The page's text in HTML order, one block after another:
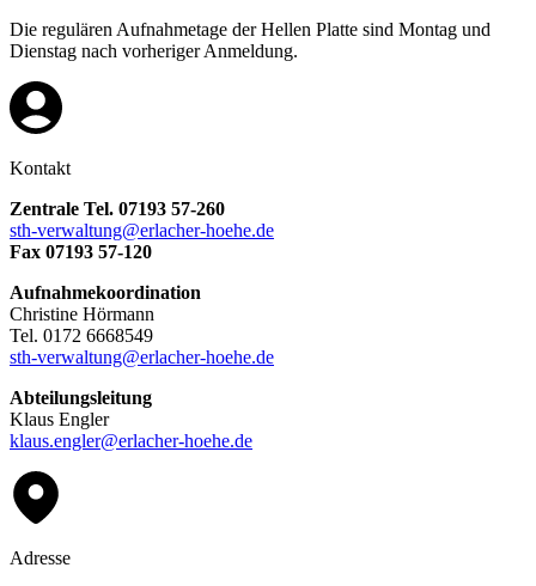
Die regulären Aufnahmetage der Hellen Platte sind Montag und
Dienstag nach vorheriger Anmeldung.
Kontakt
Zentrale Tel. 07193 57-260
sth-verwaltung@erlacher-hoehe.de
Fax 07193 57-120
Aufnahmekoordination
Christine Hörmann
Tel. 0172 6668549
sth-verwaltung@erlacher-hoehe.de
Abteilungsleitung
Klaus Engler
klaus.engler@erlacher-hoehe.de
Adresse